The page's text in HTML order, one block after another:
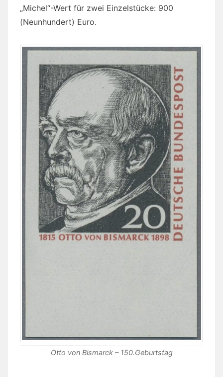
„Michel“-Wert für zwei Einzelstücke: 900
(Neunhundert) Euro.
Otto von Bismarck – 150.Geburtstag